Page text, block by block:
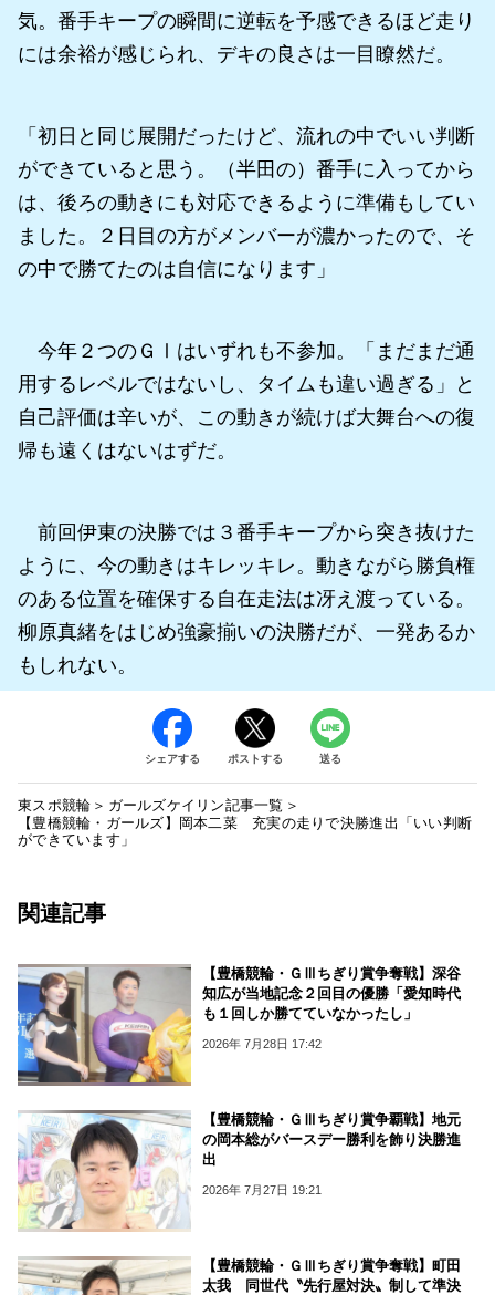
気。番手キープの瞬間に逆転を予感できるほど走り
には余裕が感じられ、デキの良さは一目瞭然だ。
「初日と同じ展開だったけど、流れの中でいい判断
ができていると思う。（半田の）番手に入ってから
は、後ろの動きにも対応できるように準備もしてい
ました。２日目の方がメンバーが濃かったので、そ
の中で勝てたのは自信になります」
今年２つのＧⅠはいずれも不参加。「まだまだ通
用するレベルではないし、タイムも違い過ぎる」と
自己評価は辛いが、この動きが続けば大舞台への復
帰も遠くはないはずだ。
前回伊東の決勝では３番手キープから突き抜けた
ように、今の動きはキレッキレ。動きながら勝負権
のある位置を確保する自在走法は冴え渡っている。
柳原真緒をはじめ強豪揃いの決勝だが、一発あるか
もしれない。
シェアする ポストする 送る
東スポ競輪
ガールズケイリン記事一覧
【豊橋競輪・ガールズ】岡本二菜 充実の走りで決勝進出「いい判断
ができています」
関連記事
【豊橋競輪・ＧⅢちぎり賞争奪戦】深谷
知広が当地記念２回目の優勝「愛知時代
も１回しか勝てていなかったし」
2026年 7月28日 17:42
【豊橋競輪・ＧⅢちぎり賞争覇戦】地元
の岡本総がバースデー勝利を飾り決勝進
出
2026年 7月27日 19:21
【豊橋競輪・ＧⅢちぎり賞争奪戦】町田
太我 同世代〝先行屋対決〟制して準決